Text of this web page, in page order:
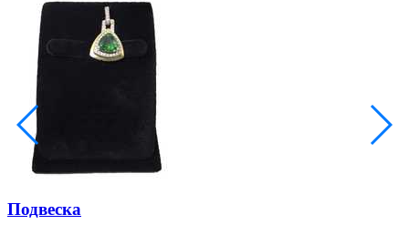
Подвеска